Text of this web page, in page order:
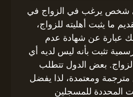
شخص يرغب في الزواج في
ما يثبت أهليته للزواج،
عبارة عن شهادة عدم
رسمية تثبت بأنه ليس لديه أي
بعض الدول تتطلب
مترجمة ومعتمدة، لذا يفضل
المحددة للمسجلين